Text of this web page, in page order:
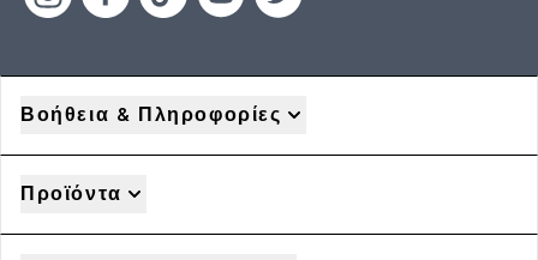
Βοήθεια & Πληροφορίες
Προϊόντα